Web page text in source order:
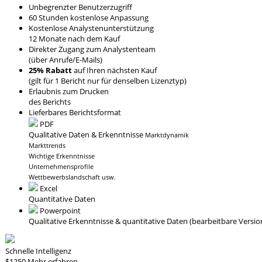
Unbegrenzter Benutzerzugriff
60 Stunden kostenlose Anpassung
Kostenlose Analystenunterstützung
12 Monate nach dem Kauf
Direkter Zugang zum Analystenteam
(über Anrufe/E-Mails)
25% Rabattauf Ihren nächsten Kauf
(gilt für 1 Bericht nur für denselben Lizenztyp)
Erlaubnis zum Drucken
des Berichts
Lieferbares Berichtsformat
PDF
Qualitative Daten & Erkenntnisse Marktdynamik
Markttrends
Wichtige Erkenntnisse
Unternehmensprofile
Wettbewerbslandschaft usw.
Excel
Quantitative Daten
Powerpoint
Qualitative Erkenntnisse& quantitative Daten (bearbeitbare
Schnelle Intelligenz